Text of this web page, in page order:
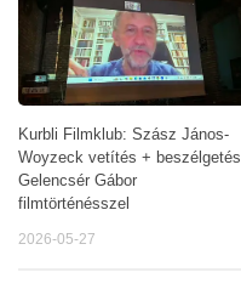
Kurbli Filmklub: Szász János-
Woyzeck vetítés + beszélgetés
Gelencsér Gábor
filmtörténésszel
2026-05-27